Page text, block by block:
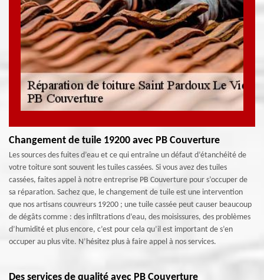
Changement de tuile 19200 avec PB Couverture
Les sources des fuites d’eau et ce qui entraîne un défaut d’étanchéité de
votre toiture sont souvent les tuiles cassées. Si vous avez des tuiles
cassées, faites appel à notre entreprise PB Couverture pour s’occuper de
sa réparation. Sachez que, le changement de tuile est une intervention
que nos artisans couvreurs 19200 ; une tuile cassée peut causer beaucoup
de dégâts comme : des infiltrations d’eau, des moisissures, des problèmes
d’humidité et plus encore, c’est pour cela qu’il est important de s’en
occuper au plus vite. N’hésitez plus à faire appel à nos services.
Des services de qualité avec PB Couverture